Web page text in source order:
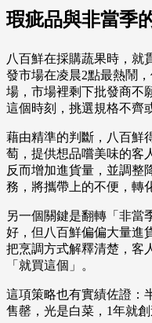
瑕疵品與非當季
八百鮮在採購蔬果時，就
發市場在凌晨2點最熱鬧
場，市場裡剩下批發商不
這個時刻，挑選規格不齊
藉由精準的判斷，八百鮮
萄，提供想品嚐美味的客
反而增加進貨量，並調整
務，將攜帶上的不便，轉
另一個關鍵是翻轉「非當
好，但八百鮮偏偏大量進
把烹調方式解釋清楚，客
「就買這個」。
這項策略也有實績佐證：
售罄，光是白菜，1年就創